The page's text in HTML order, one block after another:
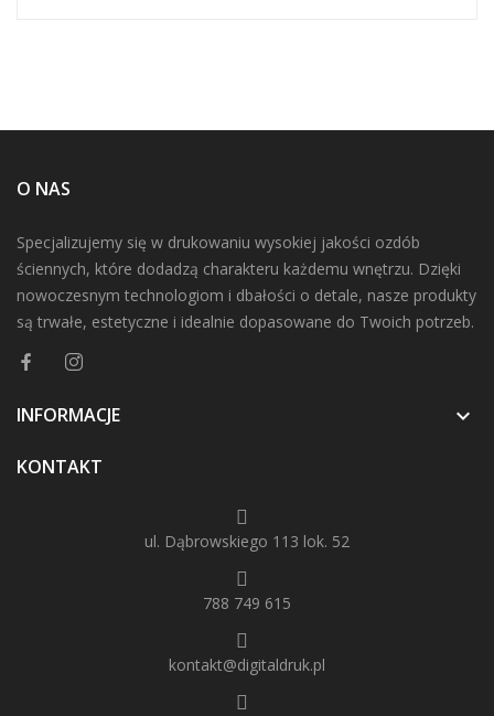
O NAS
Specjalizujemy się w drukowaniu wysokiej jakości ozdób
ściennych, które dodadzą charakteru każdemu wnętrzu. Dzięki
nowoczesnym technologiom i dbałości o detale, nasze produkty
są trwałe, estetyczne i idealnie dopasowane do Twoich potrzeb.
INFORMACJE 
KONTAKT
ul. Dąbrowskiego 113 lok. 52
788 749 615
kontakt@digitaldruk.pl